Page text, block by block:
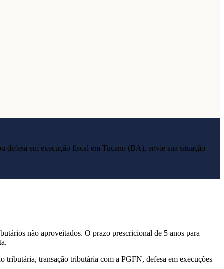
defesa em execução fiscal em Tucano (BA), envie sua situação
não aproveitados. O prazo prescricional de 5 anos para
transação tributária com a PGFN, defesa em execuções